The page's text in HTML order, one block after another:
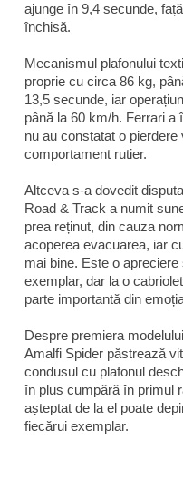
ajunge în 9,4 secunde,
închisă.
Mecanismul plafonului
proprie cu circa 86 kg,
13,5 secunde, iar
până la 60 km/h. Ferrari a
nu au constatat o
comportament rutier.
Altceva s-a dovedit
Road & Track a numit
prea reținut, din cauza
acoperea evacuarea, iar
mai bine. Este o
exemplar, dar la o
parte importantă din
Despre premiera
Amalfi Spider păstrează
condusul cu plafonul
în plus cumpără în primul
așteptat de la el poate
fiecărui exemplar.